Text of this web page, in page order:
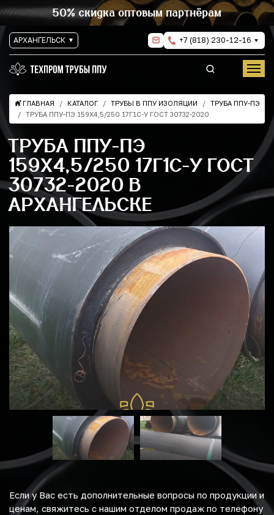
50% скидка оптовым партнёрам
АРХАНГЕЛЬСК +7 (818) 230-12-16
ГЛАВНАЯ КАТАЛОГ ТРУБЫ В ППУ ИЗОЛЯЦИИ
ТРУБА ППУ-ПЭ
ТРУБА ППУ-ПЭ 159Х4,5/250 17Г1С-У ГОСТ 30732-2020
ТРУБА ППУ-ПЭ
159Х4,5/250 17Г1С-У ГОСТ
30732-2020 В
АРХАНГЕЛЬСКЕ
Если у Вас есть дополнительные вопросы по продукции и
ценам, свяжитесь с нашим отделом продаж по телефону